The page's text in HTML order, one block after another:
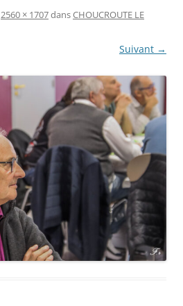
2560 × 1707dansCHOUCROUTE LE
Suivant →